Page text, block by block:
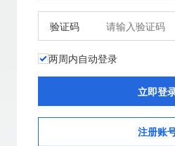
验证码
两周内自动登录
注册账